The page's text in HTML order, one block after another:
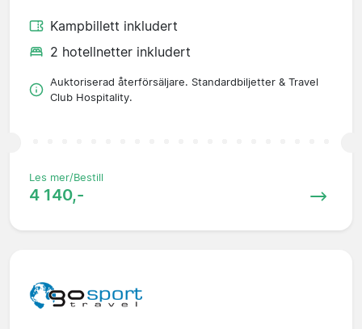
Kampbillett inkludert
2 hotellnetter inkludert
Auktoriserad återförsäljare. Standardbiljetter & Travel
Club Hospitality.
Les mer/Bestill
4 140,-